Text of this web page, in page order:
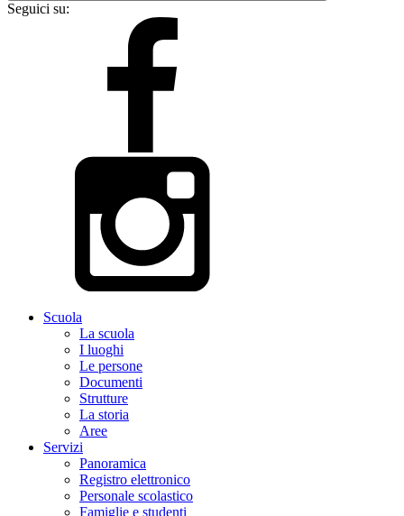
Seguici su:
Scuola
La scuola
I luoghi
Le persone
Documenti
Strutture
La storia
Aree
Servizi
Panoramica
Registro elettronico
Personale scolastico
Famiglie e studenti